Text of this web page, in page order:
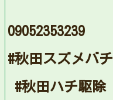
09052353239
#秋田スズメバ
#秋田ハチ駆除